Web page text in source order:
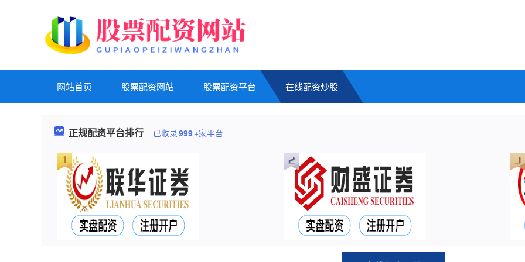
网站首页 股票配资网站 股票配资平台 在线配资炒股
正规配资平台排行 已收录999+家平台